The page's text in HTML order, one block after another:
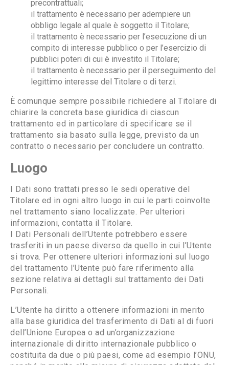
precontrattuali;
il trattamento è necessario per adempiere un
obbligo legale al quale è soggetto il Titolare;
il trattamento è necessario per l’esecuzione di un
compito di interesse pubblico o per l’esercizio di
pubblici poteri di cui è investito il Titolare;
il trattamento è necessario per il perseguimento del
legittimo interesse del Titolare o di terzi.
È comunque sempre possibile richiedere al Titolare di
chiarire la concreta base giuridica di ciascun
trattamento ed in particolare di specificare se il
trattamento sia basato sulla legge, previsto da un
contratto o necessario per concludere un contratto.
Luogo
I Dati sono trattati presso le sedi operative del
Titolare ed in ogni altro luogo in cui le parti coinvolte
nel trattamento siano localizzate. Per ulteriori
informazioni, contatta il Titolare.
I Dati Personali dell’Utente potrebbero essere
trasferiti in un paese diverso da quello in cui l’Utente
si trova. Per ottenere ulteriori informazioni sul luogo
del trattamento l’Utente può fare riferimento alla
sezione relativa ai dettagli sul trattamento dei Dati
Personali.
L’Utente ha diritto a ottenere informazioni in merito
alla base giuridica del trasferimento di Dati al di fuori
dell’Unione Europea o ad un’organizzazione
internazionale di diritto internazionale pubblico o
costituita da due o più paesi, come ad esempio l’ONU,